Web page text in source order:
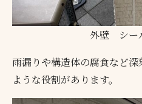
外壁 シー
雨漏りや構造体の腐食など
ような役割があります。